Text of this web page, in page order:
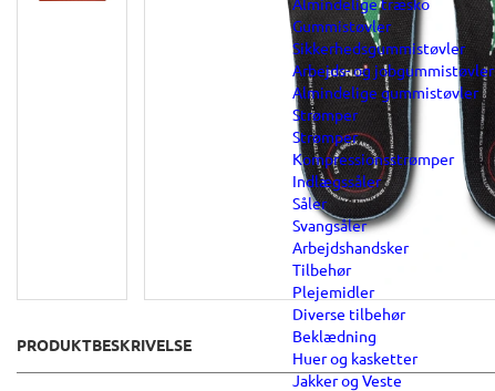
Gummistøvler
Sikkerhedsgummistøvler
Arbejds- og jobgummistøvler
Almindelige gummistøvler
Strømper
Strømper
Kompressionsstrømper
Indlægssåler
Såler
Svangsåler
Arbejdshandsker
Tilbehør
Plejemidler
Diverse tilbehør
Beklædning
Huer og kasketter
Jakker og Veste
PRODUKTBESKRIVELSE